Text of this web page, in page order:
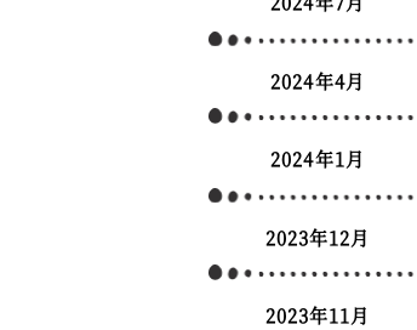
2024年4月
2024年1月
2023年12月
2023年11月